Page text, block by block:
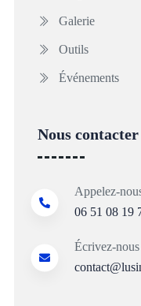
Galerie
Outils
Événements
Nous contacter
Appelez-
06 51 08 19
Écrivez-nous